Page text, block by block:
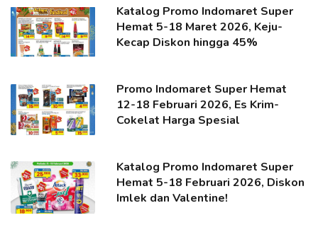
Katalog Promo Indomaret Super
Hemat 5-18 Maret 2026, Keju-
Kecap Diskon hingga 45%
Promo Indomaret Super Hemat
12-18 Februari 2026, Es Krim-
Cokelat Harga Spesial
Katalog Promo Indomaret Super
Hemat 5-18 Februari 2026, Diskon
Imlek dan Valentine!